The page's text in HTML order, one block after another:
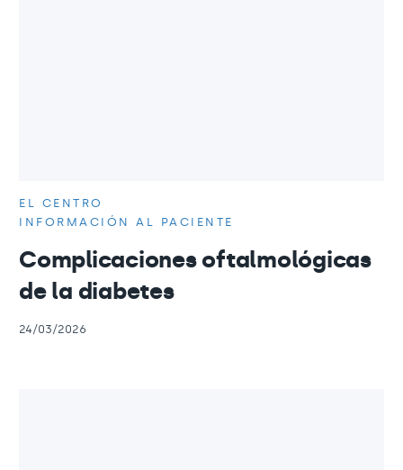
EL CENTRO
INFORMACIÓN AL PACIENTE
Complicaciones oftalmológicas
de la diabetes
24/03/2026